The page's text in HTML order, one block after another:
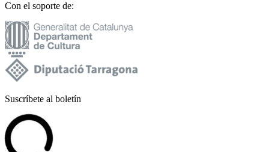
Con el soporte de:
Suscríbete al boletín